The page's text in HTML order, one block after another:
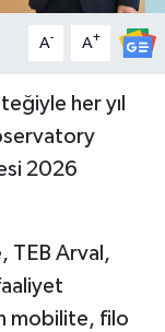
A- A+
her yıl
2026
TEB Arval,
mobilite, filo